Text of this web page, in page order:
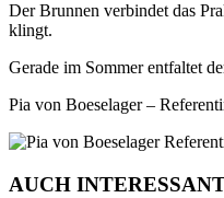
Der Brunnen verbindet das
klingt.
Gerade im Sommer entfaltet
Pia von Boeselager –
AUCH